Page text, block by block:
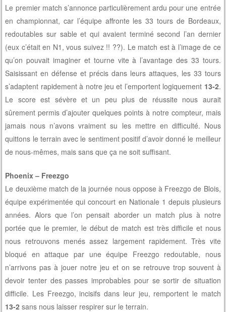
Le premier match s’annonce particulièrement ardu pour une entrée
en championnat, car l’équipe affronte les 33 tours de Bordeaux,
redoutables sur sable et qui avaient terminé second l’an dernier
(eux c’était en N1, vous suivez !! ??). Le match est à l’image de ce
qu’on pouvait imaginer et tourne vite à l’avantage des 33 tours.
Saisissant en défense et précis dans leurs attaques, les 33 tours
s’adaptent rapidement à notre jeu et l’emportent logiquement 13-2.
Le score est sévère et un peu plus de réussite nous aurait
sûrement permis d’ajouter quelques points à notre compteur, mais
jamais nous n’avons vraiment su les mettre en difficulté. Nous
quittons le terrain avec le sentiment positif d’avoir donné le meilleur
de nous-mêmes, mais sans que ça ne soit suffisant.
Phoenix – Freezgo
Le deuxième match de la journée nous oppose à Freezgo de Blois,
équipe expérimentée qui concourt en Nationale 1 depuis plusieurs
années. Alors que l’on pensait aborder un match plus à notre
portée que le premier, le début de match est très difficile et nous
nous retrouvons menés assez largement rapidement. Très vite
bloqué en attaque par une équipe Freezgo redoutable, nous
n’arrivons pas à jouer notre jeu et on se retrouve trop souvent à
devoir tenter des passes improbables pour se sortir de situation
difficile. Les Freezgo, incisifs dans leur jeu, remportent le match
13-2 sans nous laisser respirer sur le terrain.